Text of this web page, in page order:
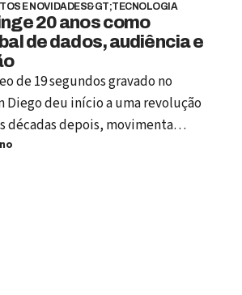
menos de um mês após a
Cableforce Electronics, marca
plano global de expansão da Lapp,
em 2024.
E NOVIDADES&GT;TECNOLOGIA
20 anos como
de dados, audiência e
de 19 segundos gravado no
Diego deu início a uma revolução
décadas depois, movimenta
O YouTube, plataforma de vídeo